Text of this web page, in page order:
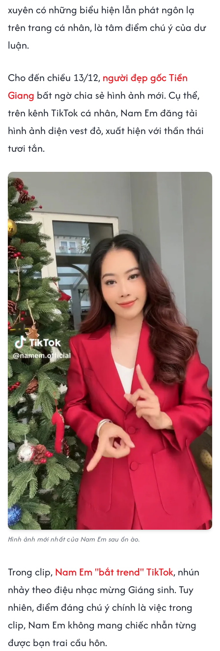
xuyên có những biểu hiện lẫn phát ngôn lạ
trên trang cá nhân, là tâm điểm chú ý của dư
luận.
Cho đến chiều 13/12, người đẹp gốc Tiền
Giang bất ngờ chia sẻ hình ảnh mới. Cụ thể,
trên kênh TikTok cá nhân, Nam Em đăng tải
hình ảnh diện vest đỏ, xuất hiện với thần thái
tươi tắn.
Hình ảnh mới nhất của Nam Em sau ồn ào.
Trong clip, Nam Em "bắt trend" TikTok, nhún
nhảy theo điệu nhạc mừng Giáng sinh. Tuy
nhiên, điểm đáng chú ý chính là việc trong
clip, Nam Em không mang chiếc nhẫn từng
được bạn trai cầu hôn.